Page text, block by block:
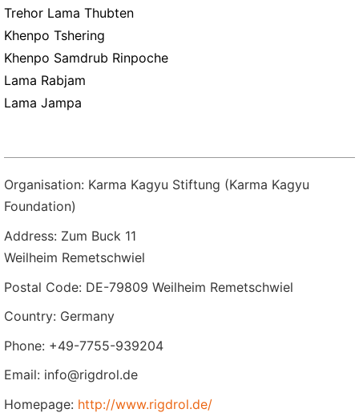
Trehor Lama Thubten
Khenpo Tshering
Khenpo Samdrub Rinpoche
Lama Rabjam
Lama Jampa
Organisation: Karma Kagyu Stiftung (Karma Kagyu
Foundation)
Address: Zum Buck 11
Weilheim Remetschwiel
Postal Code: DE-79809 Weilheim Remetschwiel
Country: Germany
Phone: +49-7755-939204
Email: info@rigdrol.de
Homepage: http://www.rigdrol.de/